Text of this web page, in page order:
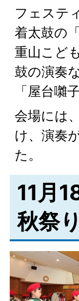
フェステ
着太鼓の
重山こど
鼓の演奏
「屋台囃
会場には
け、演奏
た。
11月
秋祭り